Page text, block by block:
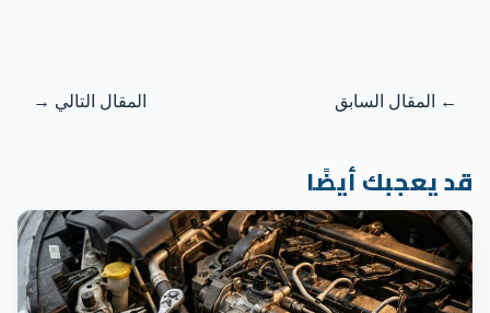
← المقال السابق المقال التالي →
يعجبك أيضًا